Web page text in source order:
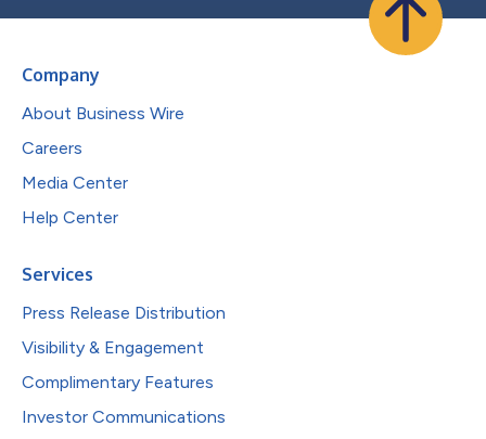
Company
About Business Wire
Careers
Media Center
Help Center
Services
Press Release Distribution
Visibility & Engagement
Complimentary Features
Investor Communications